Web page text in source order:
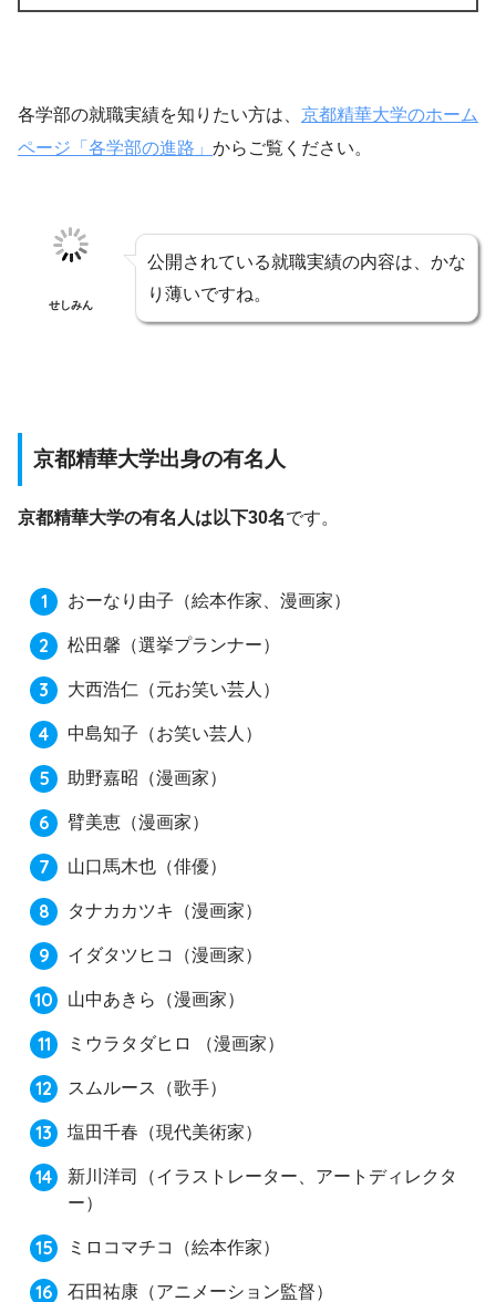
各学部の就職実績を知りたい方は、 京都精華大学のホーム
ページ「各学部の進路」 からご覧ください。
せしみん
公開されている就職実績の内容は、かな
り薄いですね。
京都精華大学出身の有名人
京都精華大学の有名人は以下30名です。
おーなり由子 （絵本作家、漫画家）
松田馨 （選挙プランナー）
大西浩仁 （元お笑い芸人）
中島知子 （お笑い芸人）
助野嘉昭 （漫画家）
臂美恵 （漫画家）
山口馬木也 （俳優）
タナカカツキ （漫画家）
イダタツヒコ （漫画家）
山中あきら （漫画家）
ミウラタダヒロ （漫画家）
スムルース （歌手）
塩田千春 （現代美術家）
新川洋司
（イラストレーター、アートディレクタ
ー）
ミロコマチコ （絵本作家）
石田祐康 （アニメーション監督）